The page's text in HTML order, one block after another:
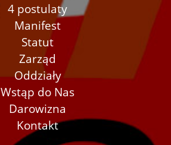
4 postulaty
Manifest
Statut
Zarząd
Oddziały
Wstąp do Nas
Darowizna
Kontakt